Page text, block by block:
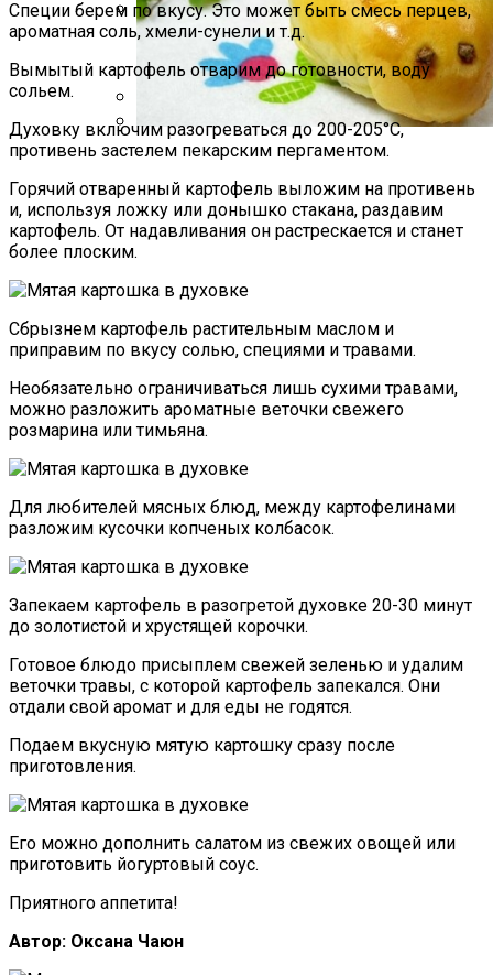
Какие Растения Сажать Для Удачи,
Любви И Богатства
17 Вещей, Которых У Тебя Не Должно
Быть В Гардеробе
Пирожки С Мясом «Поросята»
Специи берем по вкусу. Это может быть смесь перцев,
ароматная соль, хмели-сунели и т.д.
Вымытый картофель отварим до готовности, воду
сольем.
Духовку включим разогреваться до 200-205°C,
противень застелем пекарским пергаментом.
Горячий отваренный картофель выложим на противень
и, используя ложку или донышко стакана, раздавим
картофель. От надавливания он растрескается и станет
более плоским.
Сбрызнем картофель растительным маслом и
приправим по вкусу солью, специями и травами.
Необязательно ограничиваться лишь сухими травами,
можно разложить ароматные веточки свежего
розмарина или тимьяна.
Для любителей мясных блюд, между картофелинами
разложим кусочки копченых колбасок.
Запекаем картофель в разогретой духовке 20-30 минут
до золотистой и хрустящей корочки.
Готовое блюдо присыплем свежей зеленью и удалим
веточки травы, с которой картофель запекался. Они
отдали свой аромат и для еды не годятся.
Подаем вкусную мятую картошку сразу после
приготовления.
Его можно дополнить салатом из свежих овощей или
приготовить йогуртовый соус.
Приятного аппетита!
Автор: Оксана Чаюн